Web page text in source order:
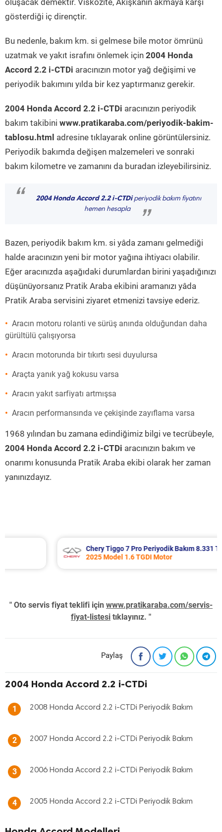
oluşacak demektir. Viskozite, Akışkanın akmaya karşı
gösterdiği iç dirençtir.
Bu nedenle, bakım km. si gelmese bile motor ömrünü
uzatmak ve yakıt israfını önlemek için 2004 Honda
Accord 2.2 i-CTDi aracınızın motor yağ değişimi ve
periyodik bakımını yılda bir kez yaptırmanız gerekir.
2004 Honda Accord 2.2 i-CTDi aracınızın periyodik
bakım takibini www.pratikaraba.com/periyodik-bakim-
tablosu.html adresine tıklayarak online görüntülersiniz.
Periyodik bakımda değişen malzemeleri ve sonraki
bakım kilometre ve zamanını da buradan izleyebilirsiniz.
“ 2004 Honda Accord 2.2 i-CTDiperiyodik bakım fiyatını
hemen hesapla
”
Bazen, periyodik bakım km. si yâda zamanı gelmediği
halde aracınızın yeni bir motor yağına ihtiyacı olabilir.
Eğer aracınızda aşağıdaki durumlardan birini yaşadığınızı
düşünüyorsanız Pratik Araba ekibini aramanızı yâda
Pratik Araba servisini ziyaret etmenizi tavsiye ederiz.
Aracın motoru rolanti ve sürüş anında olduğundan daha
gürültülü çalışıyorsa
Aracın motorunda bir tıkırtı sesi duyulursa
Araçta yanık yağ kokusu varsa
Aracın yakıt sarfiyatı artmışsa
Aracın performansında ve çekişinde zayıflama varsa
1968 yılından bu zamana edindiğimiz bilgi ve tecrübeyle,
2004 Honda Accord 2.2 i-CTDi aracınızın bakım ve
onarımı konusunda Pratik Araba ekibi olarak her zaman
yanınızdayız.
Chery Tiggo 7 Pro Periyodik Bakım 8.331 TL
2025 Model 1.6 TGDI Motor
" Oto servis fiyat teklifi için www.pratikaraba.com/servis-
fiyat-listesi tıklayınız. "
Paylaş
2004 Honda Accord 2.2 i-CTDi
1 2008 Honda Accord 2.2 i-CTDi Periyodik Bakım
2 2007 Honda Accord 2.2 i-CTDi Periyodik Bakım
3 2006 Honda Accord 2.2 i-CTDi Periyodik Bakım
4 2005 Honda Accord 2.2 i-CTDi Periyodik Bakım